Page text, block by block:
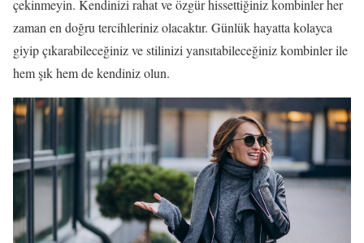
çekinmeyin. Kendinizi rahat ve özgür hissettiğiniz kombinler her
zaman en doğru tercihleriniz olacaktır. Günlük hayatta kolayca
giyip çıkarabileceğiniz ve stilinizi yansıtabileceğiniz kombinler ile
hem şık hem de kendiniz olun.